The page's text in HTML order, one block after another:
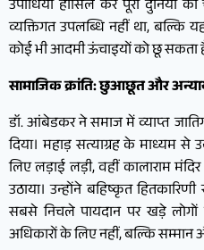
उपाधियाँ हासिल कर पूरी दुनिया
व्यक्तिगत उपलब्धि नहीं था,
कोई भी आदमी ऊंचाइयों को छू सकता
सामाजिक क्रांति: छुआछूत और
डॉ. आंबेडकर ने समाज में व्याप्त
दिया। महाड़ सत्याग्रह के माध्यम से
लिए लड़ाई लड़ी, वहीं कालाराम मंदिर
उठाया। उन्होंने बहिष्कृत
सबसे निचले पायदान पर खड़े
अधिकारों के लिए नहीं, बल्कि